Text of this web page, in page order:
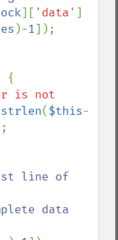
][ 'data' ]
)-1]);
{
is not
strlen($this-
line of